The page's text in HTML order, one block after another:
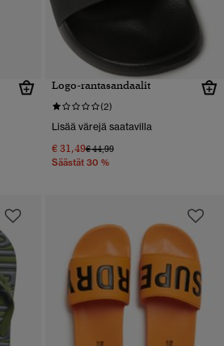
Logo-rantasandaalit
(2)
Lisää värejä saatavilla
€ 31,49Hinta alennettu hinnasta
€ 44,99hintaan
Säästät 30 %